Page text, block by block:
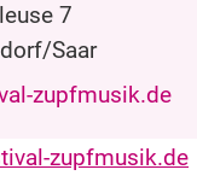
7
Saar
zupfmusik.de
zupfmusik.de